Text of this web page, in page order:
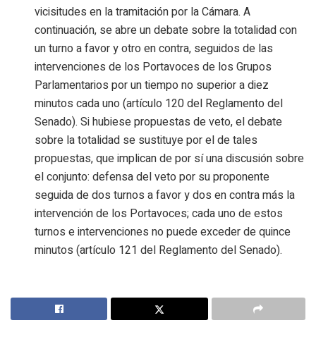
vicisitudes en la tramitación por la Cámara. A
continuación, se abre un debate sobre la totalidad con
un turno a favor y otro en contra, seguidos de las
intervenciones de los Portavoces de los Grupos
Parlamentarios por un tiempo no superior a diez
minutos cada uno (artículo 120 del Reglamento del
Senado). Si hubiese propuestas de veto, el debate
sobre la totalidad se sustituye por el de tales
propuestas, que implican de por sí una discusión sobre
el conjunto: defensa del veto por su proponente
seguida de dos turnos a favor y dos en contra más la
intervención de los Portavoces; cada uno de estos
turnos e intervenciones no puede exceder de quince
minutos (artículo 121 del Reglamento del Senado).